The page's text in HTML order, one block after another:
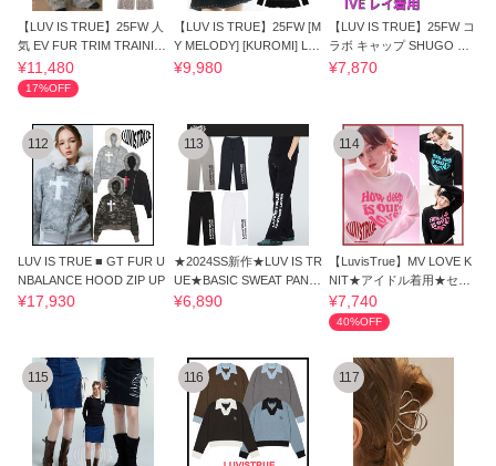
【LUV IS TRUE】25FW 人
気 EV FUR TRIM TRAININ
G PANTS 3色
¥11,480
17%OFF
【LUV IS TRUE】25FW [M
Y MELODY] [KUROMI] LAY
ERED DRESS 2色
¥9,980
【LUV IS TRUE】25FW コ
ラボ キャップ SHUGO CH
ARA! BALL CAP
¥7,870
112
LUV IS TRUE ■ GT FUR U
NBALANCE HOOD ZIP UP
¥17,930
113
★2024SS新作★LUV IS TR
UE★BASIC SWEAT PANT
S
¥6,890
114
【LuvisTrue】MV LOVE K
NIT★アイドル着用★セレ
ブ着用★
¥7,740
40%OFF
115 116 117